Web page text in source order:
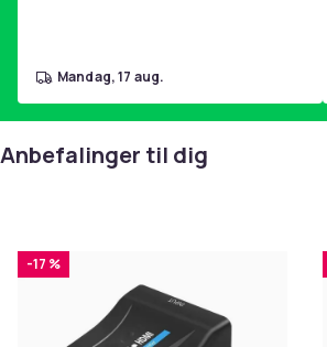
mandag, 17 aug.
Anbefalinger til dig
-17 %